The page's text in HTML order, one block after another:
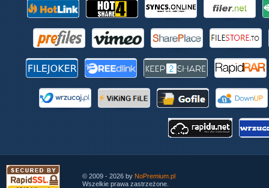
© 2009 - 2026 by NoPremium.pl
Wszelkie prawa zastrzeżone.